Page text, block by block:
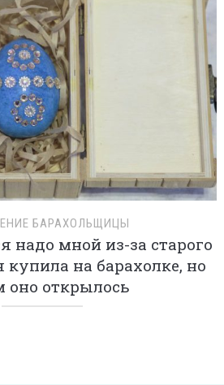
БАРАХОЛЬЩИЦЫ
надо мной из-за старого
купила на барахолке, но
оно открылось